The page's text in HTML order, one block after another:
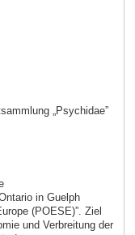
„Psychidae”
in Guelph
(POESE)”. Ziel
und Verbreitung der